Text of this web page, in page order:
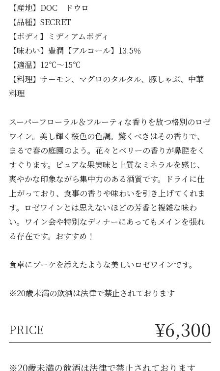
【産地】DOC ドウロ
【品種】SECRET
【ボディ】ミディアムボディ
【味わい】豊潤【アルコール】13.5％
【適温】12℃～15℃
【料理】サーモン、マグロのタルタル、豚しゃぶ、中華
料理
スーパーフローラル＆フルーティな香りを放つ格別のロゼ
ワイン。美し輝く桜色の色調。驚くべきはその香りで、
まるで春の庭園のよう。花々とベリーの香りが鼻腔をく
すぐります。ピュアな果実味と上質なミネラルを感じ、
爽やかな印象ながら集中力のある酒質です。ドライに仕
上がっており、食事の香りや味わいを引き上げてくれま
す。ロゼワインとは思えないほどの芳香と複雑な味わ
い。ワイン会や特別なディナーにあってもメインを張れ
る存在です。おすすめ！
食卓にブーケを添えたような美しいロゼワインです。
※20歳未満の飲酒は法律で禁止されております
PRICE ¥6,300
※20歳未満の飲酒は法律で禁止されております